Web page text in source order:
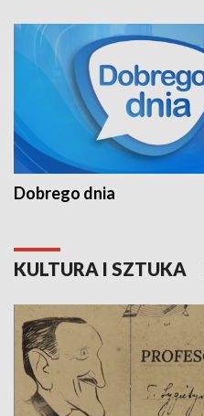
Dobrego dnia
KULTURA I SZTUKA